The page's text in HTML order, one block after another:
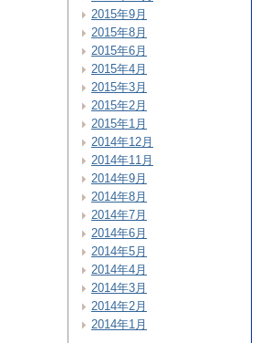
2015年9月
2015年8月
2015年6月
2015年4月
2015年3月
2015年2月
2015年1月
2014年12月
2014年11月
2014年9月
2014年8月
2014年7月
2014年6月
2014年5月
2014年4月
2014年3月
2014年2月
2014年1月